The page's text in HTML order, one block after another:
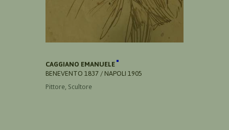
CAGGIANO EMANUELE
BENEVENTO 1837 / NAPOLI 1905
Pittore, Scultore